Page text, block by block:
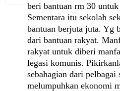
beri bantuan rm 30
Sementara itu sekolah
bantuan berjuta juta. Yg
dari bantuan rakyat.
rakyat untuk diberi
legasi komunis.
sebahagian dari pelbagai
melumpuhkan ekonomi